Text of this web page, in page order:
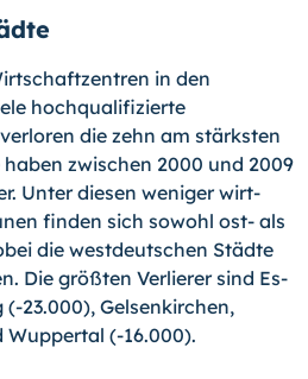
in den
hochqualifi­zierte
die zehn am stärksten
zwischen 2000 und 2009
Unter diesen weniger wirt­
finden sich sowohl ost- als
die westdeutschen Städte
Die größten Verlierer sind Es­
(-23.000), Gelsenkirchen,
Wupper­tal (-16.000).